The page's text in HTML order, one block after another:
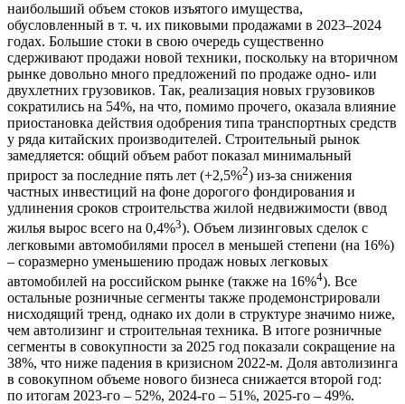
наибольший объем стоков изъятого имущества,
обусловленный в т. ч. их пиковыми продажами в 2023–2024
годах. Большие стоки в свою очередь существенно
сдерживают продажи новой техники, поскольку на вторичном
рынке довольно много предложений по продаже одно- или
двухлетних грузовиков. Так, реализация новых грузовиков
сократились на 54%, на что, помимо прочего, оказала влияние
приостановка действия одобрения типа транспортных средств
у ряда китайских производителей. Строительный рынок
замедляется: общий объем работ показал минимальный
прирост за последние пять лет (+2,5%2) из-за снижения
частных инвестиций на фоне дорогого фондирования и
удлинения сроков строительства жилой недвижимости (ввод
жилья вырос всего на 0,4%3). Объем лизинговых сделок с
легковыми автомобилями просел в меньшей степени (на 16%)
– соразмерно уменьшению продаж новых легковых
автомобилей на российском рынке (также на 16%4). Все
остальные розничные сегменты также продемонстрировали
нисходящий тренд, однако их доли в структуре значимо ниже,
чем автолизинг и строительная техника. В итоге розничные
сегменты в совокупности за 2025 год показали сокращение на
38%, что ниже падения в кризисном 2022-м. Доля автолизинга
в совокупном объеме нового бизнеса снижается второй год:
по итогам 2023-го – 52%, 2024-го – 51%, 2025-го – 49%.